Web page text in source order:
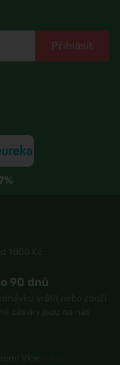
Přihlásit
90 dnů